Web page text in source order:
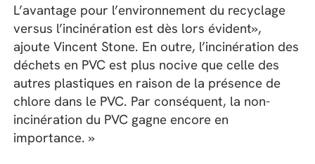
L’avantage pour l’environnement du recyclage
versus l’incinération est dès lors évident»,
ajoute Vincent Stone. En outre, l’incinération des
déchets en PVC est plus nocive que celle des
autres plastiques en raison de la présence de
chlore dans le PVC. Par conséquent, la non-
incinération du PVC gagne encore en
importance. »